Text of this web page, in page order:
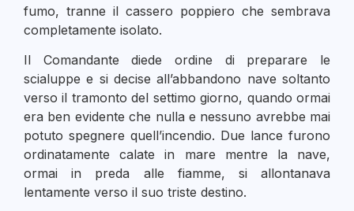
fumo, tranne il cassero poppiero che sembrava
completamente isolato.
Il Comandante diede ordine di preparare le
scialuppe e si decise all’abbandono nave soltanto
verso il tramonto del settimo giorno, quando ormai
era ben evidente che nulla e nessuno avrebbe mai
potuto spegnere quell’incendio. Due lance furono
ordinatamente calate in mare mentre la nave,
ormai in preda alle fiamme, si allontanava
lentamente verso il suo triste destino.